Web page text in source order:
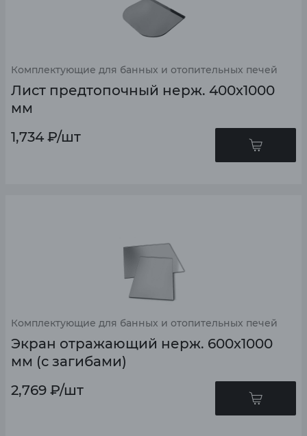
Комплектующие для банных и отопительных печей
Лист предтопочный нерж. 400х1000
мм
1,734 ₽/шт
Комплектующие для банных и отопительных печей
Экран отражающий нерж. 600х1000
мм (с загибами)
2,769 ₽/шт